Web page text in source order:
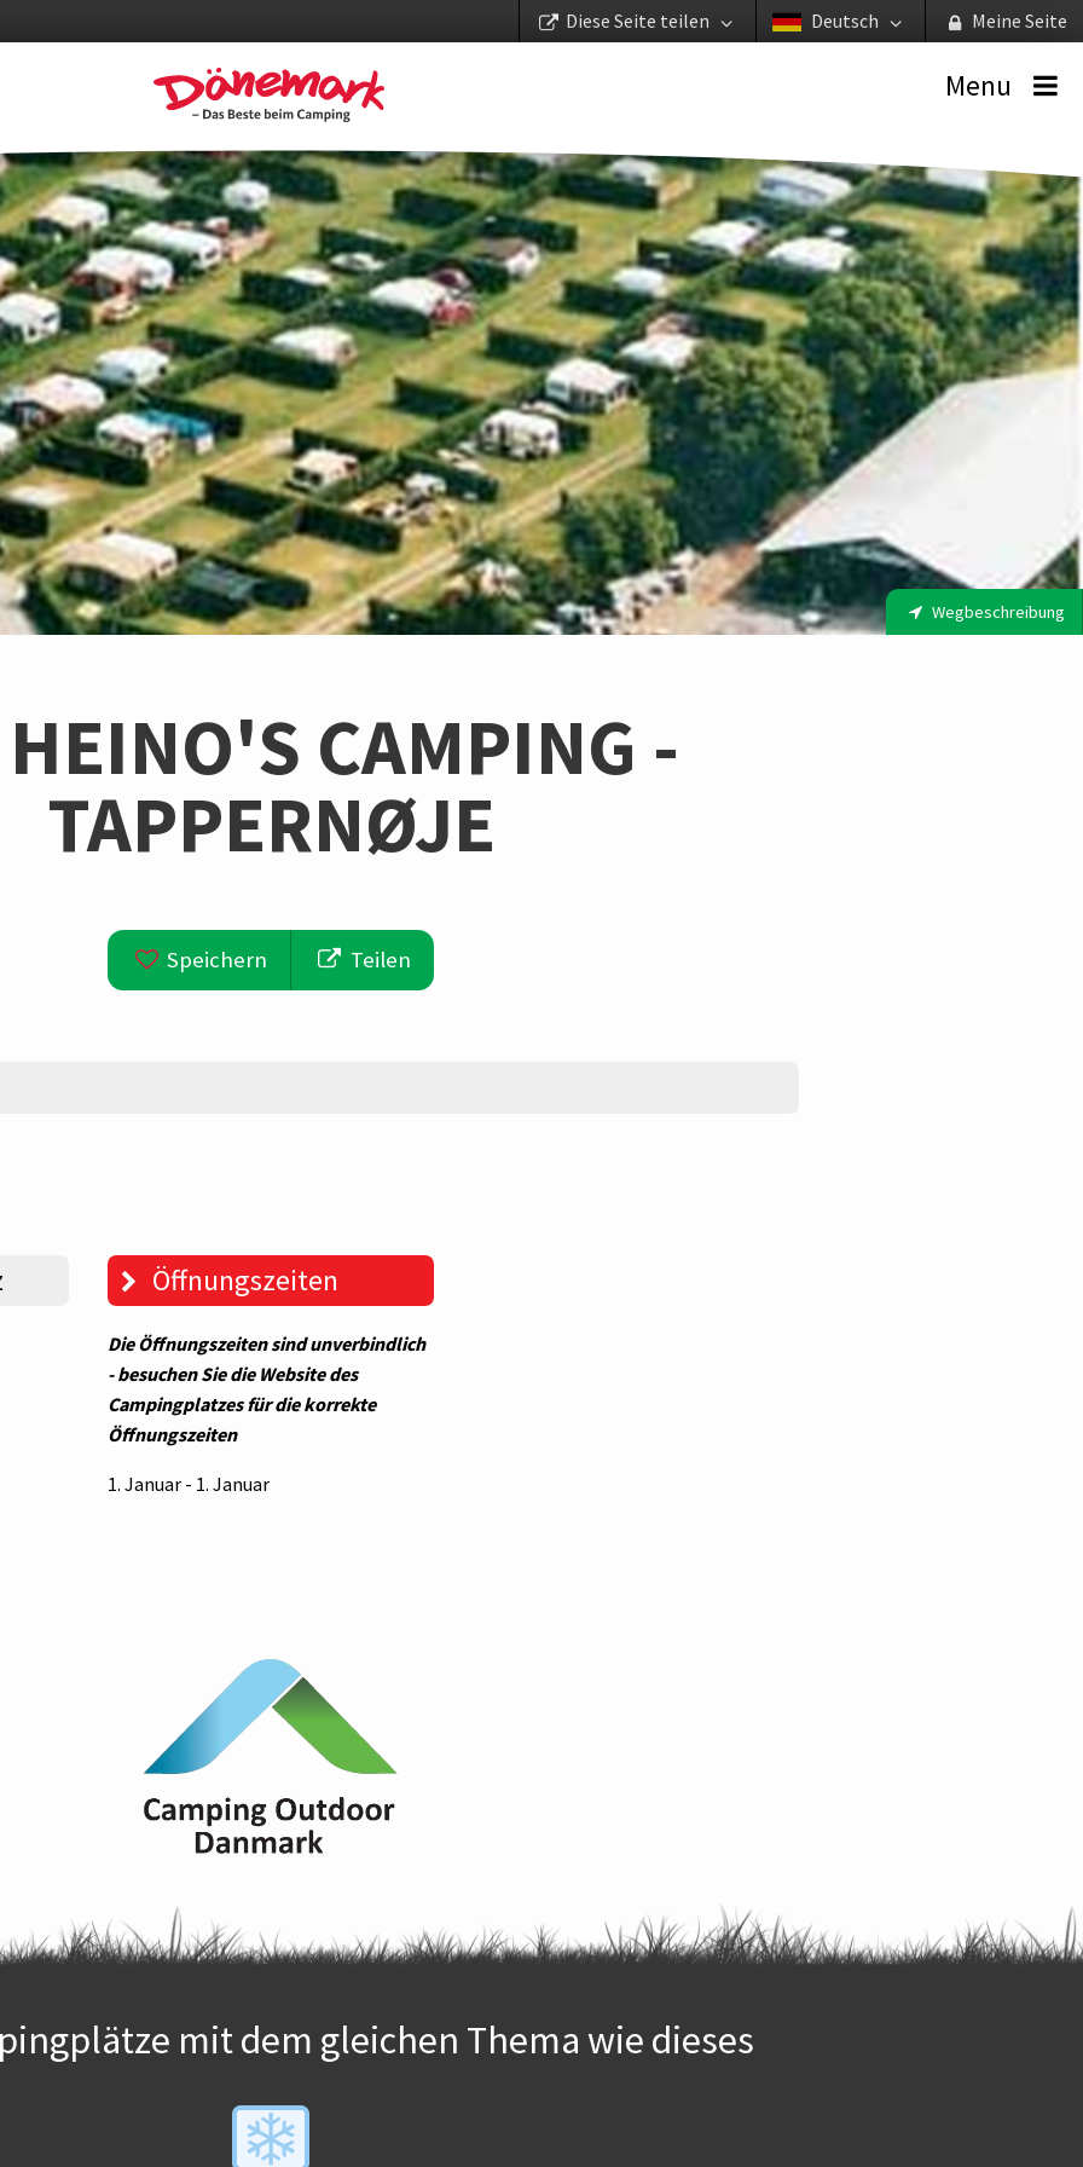
Meine Seite
Deutsch
Diese Seite teilen
Menu
Wegbeschreibung
CAMPING -
TAPPERNØJE
Speichern Teilen
Öffnungszeiten
Die Öffnungszeiten sind unverbindlich
- besuchen Sie die Website des
Campingplatzes für die korrekte
Öffnungszeiten
1. Januar - 1. Januar
mit dem gleichen Thema wie dieses